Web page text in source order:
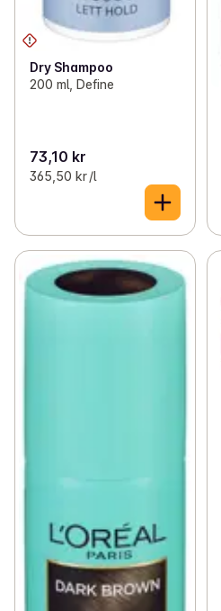
Dry Shampoo
200 ml, Define
73,10 kr
365,50 kr /l